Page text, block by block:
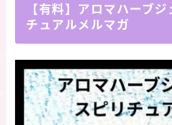
【有料】アロマハーブジ
チュアルメルマガ